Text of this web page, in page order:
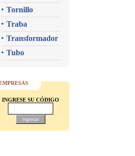
Tornillo
Traba
Transformador
Tubo
INGRESE SU CÓDIGO